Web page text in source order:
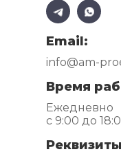
Email:
info@am-
Время
Ежедневно
с 9:00 до